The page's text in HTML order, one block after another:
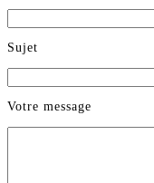
Sujet
Votre message